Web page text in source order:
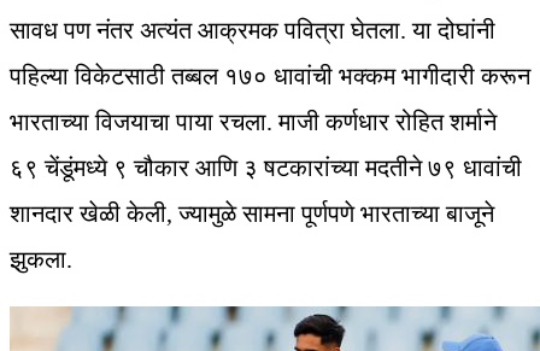
सावध पण नंतर अत्यंत आक्रमक पवित्रा घेतला. या दोघांनी
पहिल्या विकेटसाठी तब्बल १७० धावांची भक्कम भागीदारी करून
भारताच्या विजयाचा पाया रचला. माजी कर्णधार रोहित शर्माने
६९ चेंडूंमध्ये ९ चौकार आणि ३ षटकारांच्या मदतीने ७९ धावांची
शानदार खेळी केली, ज्यामुळे सामना पूर्णपणे भारताच्या बाजूने
झुकला.